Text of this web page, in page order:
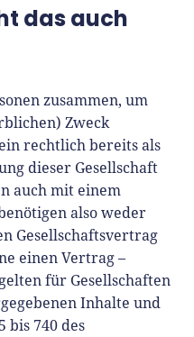
das auch
zusammen, um
Zweck
rechtlich bereits als
dieser Gesellschaft
auch mit einem
also weder
Gesellschaftsvertrag
einen Vertrag –
für Gesellschaften
Inhalte und
bis 740 des